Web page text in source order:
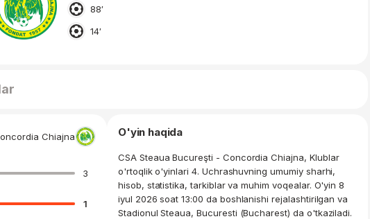
88′
14′
Chiajna
3
1
O'yin haqida
CSA Steaua Bucureşti - Concordia Chiajna, Klublar
o'rtoqlik o'yinlari 4. Uchrashuvning umumiy sharhi,
hisob, statistika, tarkiblar va muhim voqealar. O'yin 8
iyul 2026 soat 13:00 da boshlanishi rejalashtirilgan va
Stadionul Steaua, Bucuresti (Bucharest) da o'tkaziladi.